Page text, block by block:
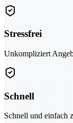
Stressfrei
Unkompliziert
Schnell
Schnell und einfach